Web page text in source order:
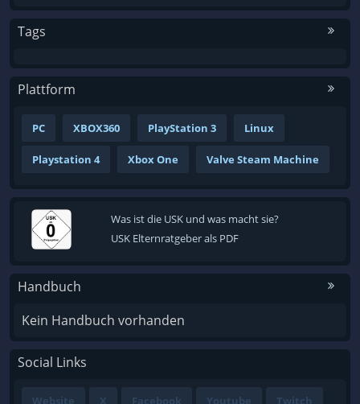
Tags
Plattform
PC XBOX360 PlayStation 3 Linux
Playstation 4 Xbox One Valve Steam Machine
Was ist die USK und was macht sie?
USK Elternratgeber als PDF
Handbuch
Kein Handbuch vorhanden
Social Links
Website X Facebook Youtube Twitch